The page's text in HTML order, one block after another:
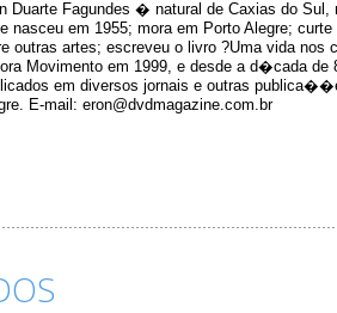
Duarte Fagundes � natural de Caxias do Sul,
nasceu em 1955; mora em Porto Alegre;
outras artes; escreveu o livro ?Uma vida nos
Movimento em 1999, e desde a d�cada de
em diversos jornais e outras
E-mail: eron@dvdmagazine.com.br